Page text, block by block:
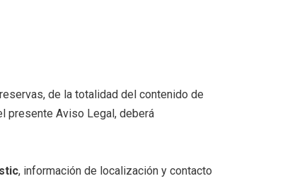
de la totalidad del contenido de
presente Aviso Legal, deberá
, información de localización y contacto